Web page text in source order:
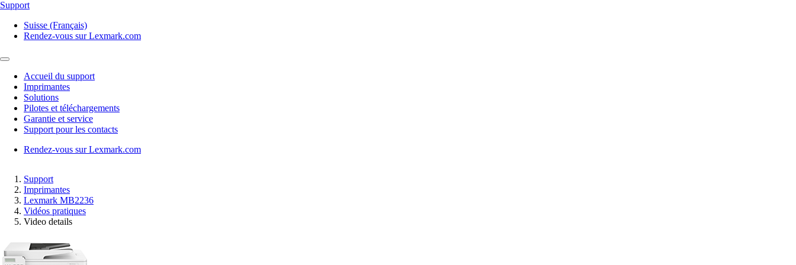
Support
Suisse (Français)
Rendez-vous sur Lexmark.com
Accueil du support
Imprimantes
Solutions
Pilotes et téléchargements
Garantie et service
Support pour les contacts
Rendez-vous sur Lexmark.com
Support
Imprimantes
Lexmark MB2236
Vidéos pratiques
Video details